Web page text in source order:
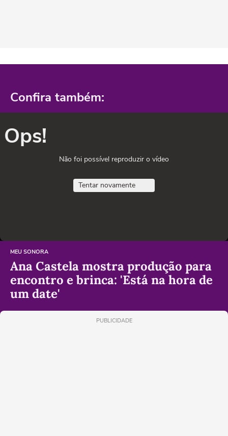
Confira também:
Ops!
Não foi possível reproduzir o vídeo
Tentar novamente
MEU SONORA
Ana Castela mostra produção para
encontro e brinca: 'Está na hora de
um date'
PUBLICIDADE